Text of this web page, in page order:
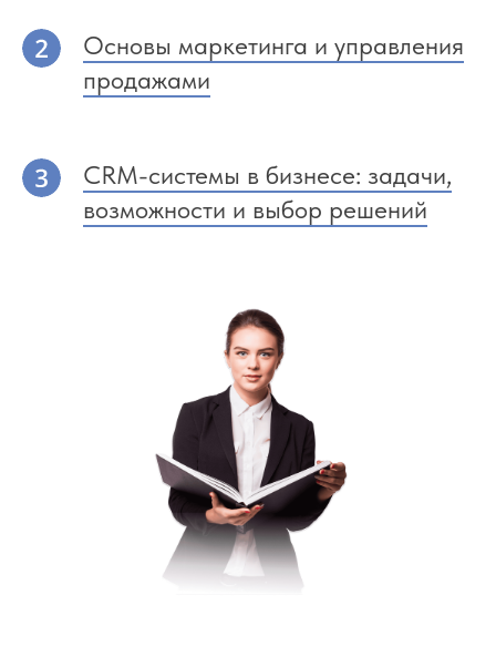
Основы маркетинга и управления
продажами
CRM-системы в бизнесе: задачи,
возможности и выбор решений